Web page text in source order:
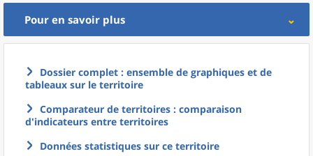
Pour en savoir plus
Dossier complet : ensemble de graphiques et de
tableaux sur le territoire
Comparateur de territoires : comparaison
d'indicateurs entre territoires
Données statistiques sur ce territoire